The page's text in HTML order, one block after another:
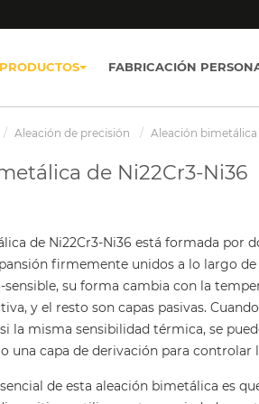
PRODUCTOS FABRICACIÓN
Aleación de precisión Aleación bimetálica
de Ni22Cr3-Ni36
de Ni22Cr3-Ni36 está formada por
firmemente unidos a lo largo
su forma cambia con la
y el resto son capas pasivas.
la misma sensibilidad térmica, se
una capa de derivación para controlar
de esta aleación bimetálica es